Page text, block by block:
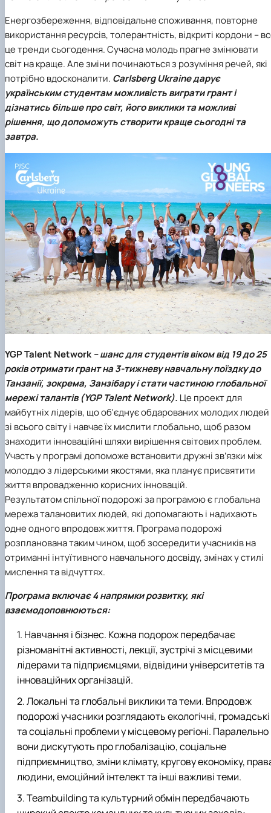
Енергозбереження, відповідальне споживання, повторне
використання ресурсів, толерантність, відкриті кордони –
це тренди сьогодення. Сучасна молодь прагне змінювати
світ на краще. Але зміни починаються з розуміння речей, які
потрібно вдосконалити. Carlsberg Ukraine дарує
українським студентам можливість виграти грант і
дізнатись більше про світ, його виклики та можливі
рішення, що допоможуть створити краще сьогодні та
завтра.
YGP Talent Network – шанс для студентів віком від 19 до 25
років отримати грант на 3-тижневу навчальну поїздку до
Танзанії, зокрема, Занзібару і стати частиною глобальної
мережі талантів (YGP Talent Network). Це проект для
майбутніх лідерів, що об'єднує обдарованих молодих людей
зі всього світу і навчає їх мислити глобально, щоб разом
знаходити інноваційні шляхи вирішення світових проблем.
Участь у програмі допоможе встановити дружні зв’язки між
молоддю з лідерськими якостями, яка планує присвятити
життя впровадженню корисних інновацій.
Результатом спільної подорожі за програмою є глобальна
мережа талановитих людей, які допомагають і надихають
одне одного впродовж життя. Програма подорожі
розпланована таким чином, щоб зосередити учасників на
отриманні інтуїтивного навчального досвіду, змінах у стилі
мислення та відчуттях.
Програма включає 4 напрямки розвитку, які
взаємодоповнюються:
Навчання і бізнес. Кожна подорож передбачає
різноманітні активності, лекції, зустрічі з місцевими
лідерами та підприємцями, відвідини університетів та
інноваційних організацій.
Локальні та глобальні виклики та теми. Впродовж
подорожі учасники розглядають екологічні, громадські
та соціальні проблеми у місцевому регіоні. Паралельно
вони дискутують про глобалізацію, соціальне
підприємництво, зміни клімату, кругову економіку,
людини, емоційний інтелект та інші важливі теми.
Teambuilding та культурний обмінпередбачають